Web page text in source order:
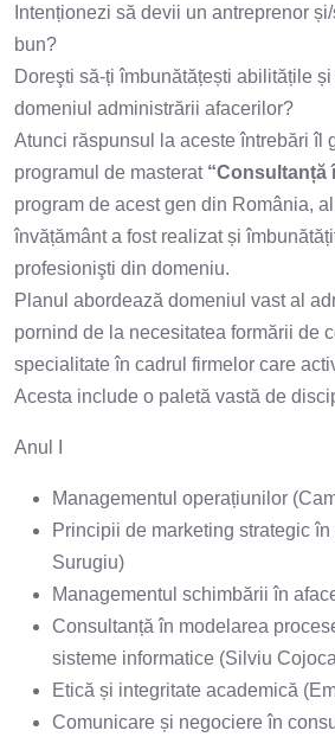
Intenționezi să devii un antreprenor
bun?
Doreşti să-ți îmbunătățești abilitățile
domeniul administrării afacerilor?
Atunci răspunsul la aceste întrebări îl
programul de masterat “Consultanță
program de acest gen din România,
învățământ a fost realizat și
profesionişti din domeniu.
Planul abordează domeniul vast al
pornind de la necesitatea formării de
specialitate în cadrul firmelor care
Acesta include o paletă vastă de
Anul I
Managementul operațiunilor
Principii de marketing strategic
Surugiu)
Managementul schimbării în
Consultanță în modelarea
sisteme informatice (Silviu
Etică și integritate academică
Comunicare și negociere în